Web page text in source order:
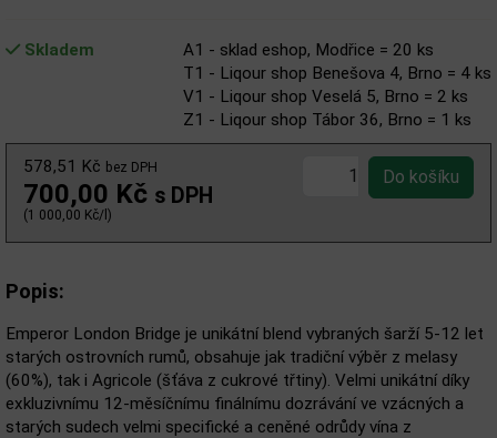
Skladem
A1 - sklad eshop, Modřice = 20 ks
T1 - Liqour shop Benešova 4, Brno = 4 ks
V1 - Liqour shop Veselá 5, Brno = 2 ks
Z1 - Liqour shop Tábor 36, Brno = 1 ks
578,51 Kč bez DPH
700,00 Kč s DPH
(1 000,00 Kč/l)
Popis:
Emperor London Bridge je unikátní blend vybraných šarží 5-12 let
starých ostrovních rumů, obsahuje jak tradiční výběr z melasy
(60%), tak i Agricole (šťáva z cukrové třtiny). Velmi unikátní díky
exkluzivnímu 12-měsíčnímu finálnímu dozrávání ve vzácných a
starých sudech velmi specifické a ceněné odrůdy vína z